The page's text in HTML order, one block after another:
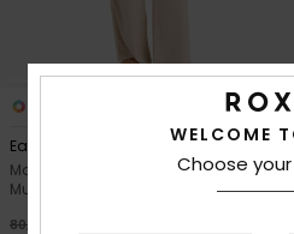
Easy Isle
Macacão de perna larga Bege
Mulher
80,00 €
WELCOME
Choose